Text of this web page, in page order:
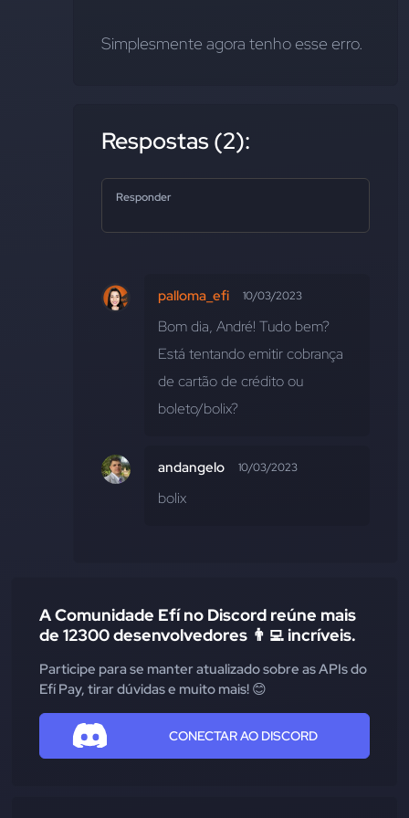
Simplesmente agora tenho esse erro.
Respostas (2):
Responder
palloma_efi 10/03/2023
Bom dia, André! Tudo bem?
Está tentando emitir cobrança
de cartão de crédito ou
boleto/bolix?
andangelo 10/03/2023
bolix
A Comunidade Efí no Discord reúne mais
de 12300 desenvolvedores 👨‍💻 incríveis.
Participe para se manter atualizado sobre as APIs do
Efí Pay, tirar dúvidas e muito mais! 😊
CONECTAR AO DISCORD